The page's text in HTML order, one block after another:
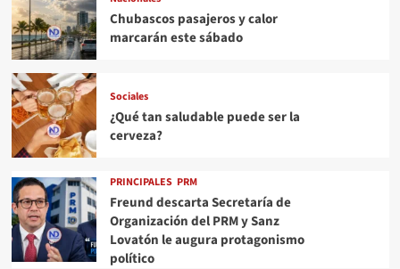
Chubascos pasajeros y calor
marcarán este sábado
Sociales
¿Qué tan saludable puede ser la
cerveza?
PRINCIPALES PRM
Freund descarta Secretaría de
Organización del PRM y Sanz
Lovatón le augura protagonismo
político